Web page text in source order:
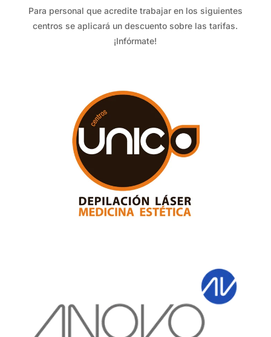
Para personal que acredite trabajar en los siguientes
centros se aplicará un descuento sobre las tarifas.
¡Infórmate!